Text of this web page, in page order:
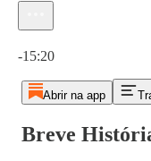
-15:20
Abrir na app
Breve